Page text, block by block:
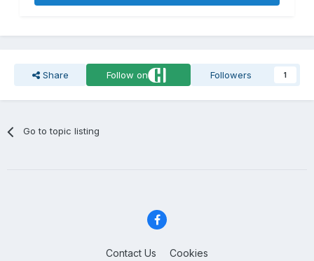
Share Follow on Followers 1
Go to topic listing
Contact Us Cookies